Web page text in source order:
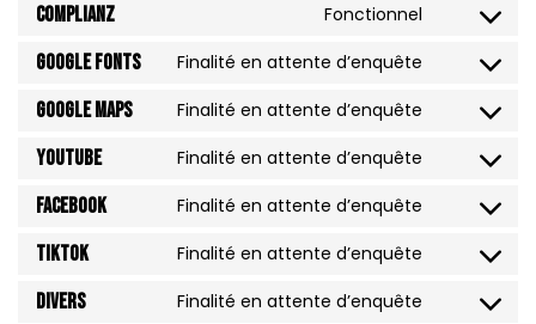
Complianz Fonctionnel
Google Fonts Finalité en attente d’enquête
Google Maps Finalité en attente d’enquête
YouTube Finalité en attente d’enquête
Facebook Finalité en attente d’enquête
TikTok Finalité en attente d’enquête
Divers Finalité en attente d’enquête